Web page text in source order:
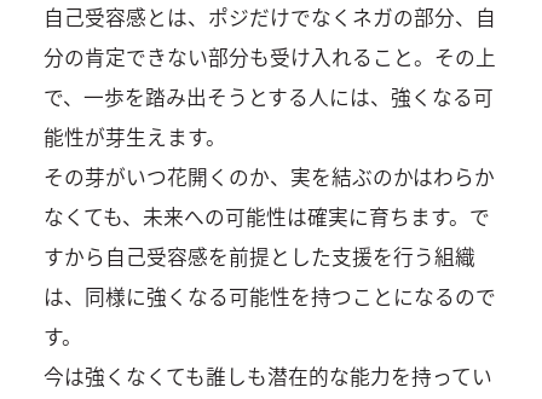
自己受容感とは、ポジだけでなくネガの部分、自
分の肯定できない部分も受け入れること。その上
で、一歩を踏み出そうとする人には、強くなる可
能性が芽生えます。
その芽がいつ花開くのか、実を結ぶのかはわらか
なくても、未来への可能性は確実に育ちます。で
すから自己受容感を前提とした支援を行う組織
は、同様に強くなる可能性を持つことになるので
す。
今は強くなくても誰しも潜在的な能力を持ってい